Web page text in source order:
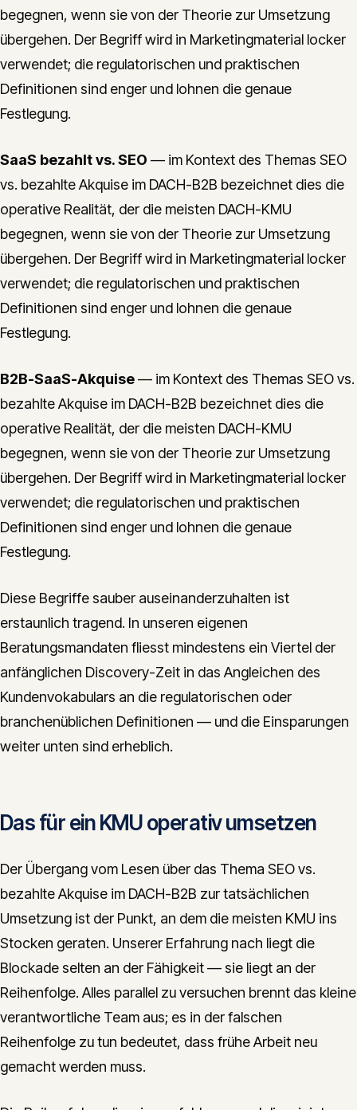
begegnen, wenn sie von der Theorie zur Umsetzung
übergehen. Der Begriff wird in Marketingmaterial locker
verwendet; die regulatorischen und praktischen
Definitionen sind enger und lohnen die genaue
Festlegung.
SaaS bezahlt vs. SEO — im Kontext des Themas SEO
vs. bezahlte Akquise im DACH-B2B bezeichnet dies die
operative Realität, der die meisten DACH-KMU
begegnen, wenn sie von der Theorie zur Umsetzung
übergehen. Der Begriff wird in Marketingmaterial locker
verwendet; die regulatorischen und praktischen
Definitionen sind enger und lohnen die genaue
Festlegung.
B2B-SaaS-Akquise— im Kontext des Themas SEO vs.
bezahlte Akquise im DACH-B2B bezeichnet dies die
operative Realität, der die meisten DACH-KMU
begegnen, wenn sie von der Theorie zur Umsetzung
übergehen. Der Begriff wird in Marketingmaterial locker
verwendet; die regulatorischen und praktischen
Definitionen sind enger und lohnen die genaue
Festlegung.
Diese Begriffe sauber auseinanderzuhalten ist
erstaunlich tragend. In unseren eigenen
Beratungsmandaten fliesst mindestens ein Viertel der
anfänglichen Discovery-Zeit in das Angleichen des
Kundenvokabulars an die regulatorischen oder
branchenüblichen Definitionen — und die Einsparungen
weiter unten sind erheblich.
Das für ein KMU operativ umsetzen
Der Übergang vom Lesen über das Thema SEO vs.
bezahlte Akquise im DACH-B2B zur tatsächlichen
Umsetzung ist der Punkt, an dem die meisten KMU ins
Stocken geraten. Unserer Erfahrung nach liegt die
Blockade selten an der Fähigkeit — sie liegt an der
Reihenfolge. Alles parallel zu versuchen brennt das kleine
verantwortliche Team aus; es in der falschen
Reihenfolge zu tun bedeutet, dass frühe Arbeit neu
gemacht werden muss.